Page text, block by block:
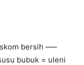
bersih —–
bubuk = uleni